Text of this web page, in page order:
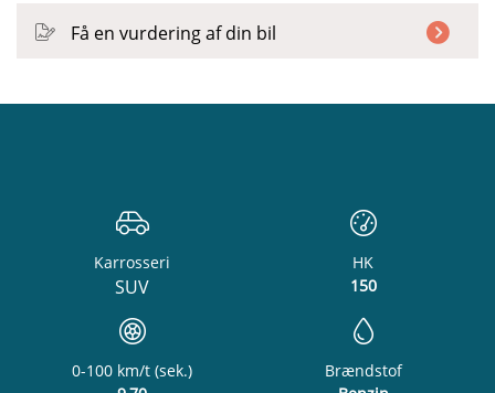
Få en vurdering af din bil
Karrosseri
SUV
HK
150
0-100 km/t (sek.)
Brændstof